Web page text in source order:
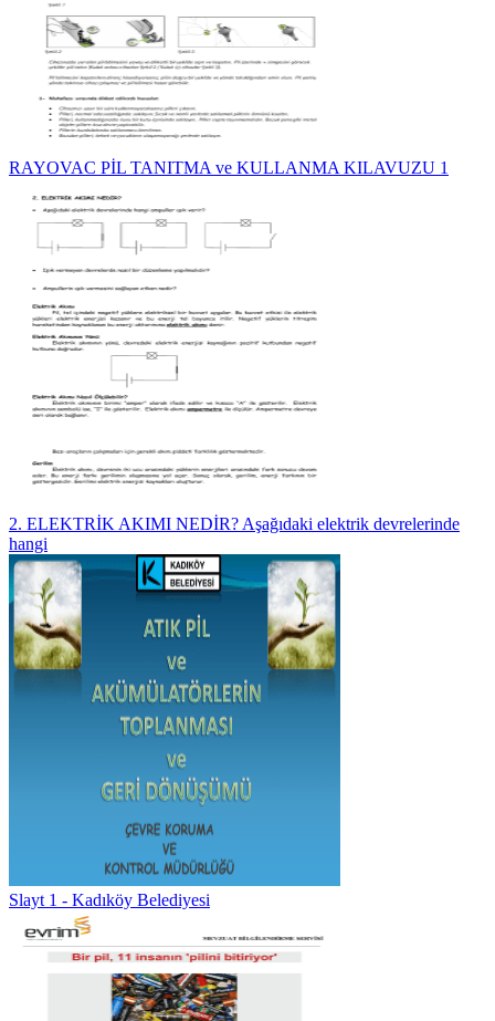
RAYOVAC PİL TANITMA ve KULLANMA KILAVUZU 1
2. ELEKTRİK AKIMI NEDİR? Aşağıdaki elektrik devrelerinde
hangi
Slayt 1 - Kadıköy Belediyesi